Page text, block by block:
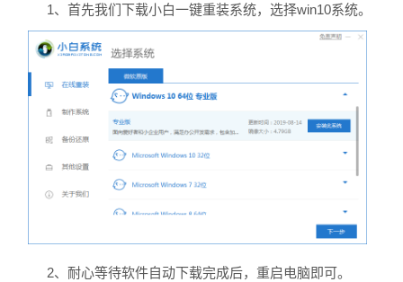
1、首先我们下载小白一键重装系统，选择win10系统。
2、耐心等待软件自动下载完成后，重启电脑即可。